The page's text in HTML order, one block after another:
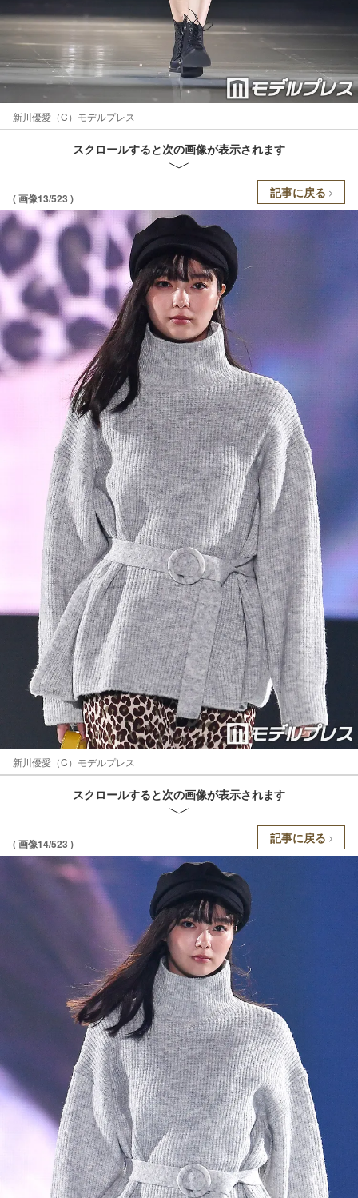
新川優愛（C）モデルプレス
スクロールすると次の画像が表示されます
( 画像13/523 ) 記事に戻る
新川優愛（C）モデルプレス
スクロールすると次の画像が表示されます
( 画像14/523 ) 記事に戻る